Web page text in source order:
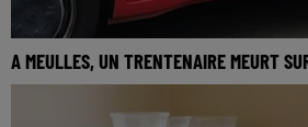
A MEULLES, UN TRENTENAIRE MEURT